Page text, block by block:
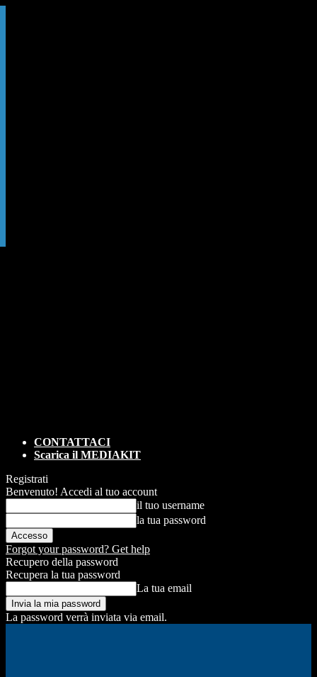
CONTATTACI
Scarica il MEDIAKIT
Registrati
Benvenuto! Accedi al tuo account
il tuo username
la tua password
Forgot your password? Get help
Recupero della password
Recupera la tua password
La tua email
La password verrà inviata via email.